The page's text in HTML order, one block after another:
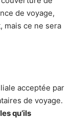
de voyage,
mais ce ne sera
acceptée par
de voyage.
qu’ils